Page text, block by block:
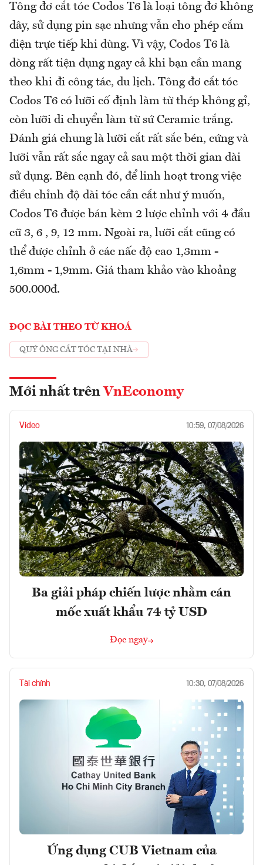
Tông đơ cắt tóc Codos T6 là loại tông đơ không
dây, sử dụng pin sạc nhưng vẫn cho phép cắm
điện trực tiếp khi dùng. Vì vậy, Codos T6 là
dòng rất tiện dụng ngay cả khi bạn cần mang
theo khi đi công tác, du lịch. Tông đơ cắt tóc
Codos T6 có lưỡi cố định làm từ thép không gỉ,
còn lưỡi di chuyển làm từ sứ Ceramic trắng.
Đánh giá chung là lưỡi cắt rất sắc bén, cứng và
lưỡi vẫn rất sắc ngay cả sau một thời gian dài
sử dụng. Bên cạnh đó, để linh hoạt trong việc
điều chỉnh độ dài tóc cần cắt như ý muốn,
Codos T6 được bán kèm 2 lược chỉnh với 4 đầu
cữ 3, 6 , 9, 12 mm. Ngoài ra, lưỡi cắt cũng có
thể được chỉnh ở các nấc độ cao 1,3mm -
1,6mm - 1,9mm. Giá tham khảo vào khoảng
500.000đ.
ĐỌC BÀI THEO TỪ KHOÁ
QUÝ ÔNG CẮT TÓC TẠI NHÀ
Mới nhất trên VnEconomy
Video 10:59, 07/08/2026
Ba giải pháp chiến lược nhằm cán
mốc xuất khẩu 74 tỷ USD
Đọc ngay
Tài chính 10:30, 07/08/2026
Ứng dụng CUB Vietnam của